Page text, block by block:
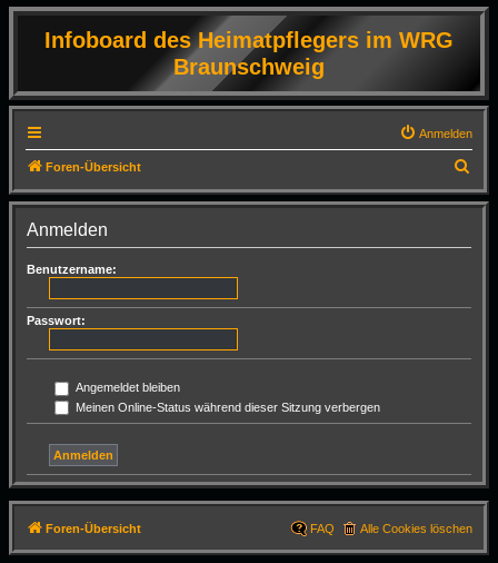
Infoboard des Heimatpflegers im WRG
Braunschweig
Anmelden
Foren-Übersicht
u
Anmelden
Benutzername:
Passwort:
Angemeldet bleiben
Meinen Online-Status während dieser Sitzung verbergen
Foren-Übersicht Alle Cookies löschen
FAQ